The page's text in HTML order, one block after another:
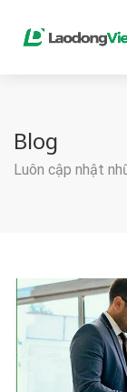
Blog
Luôn cập nhật